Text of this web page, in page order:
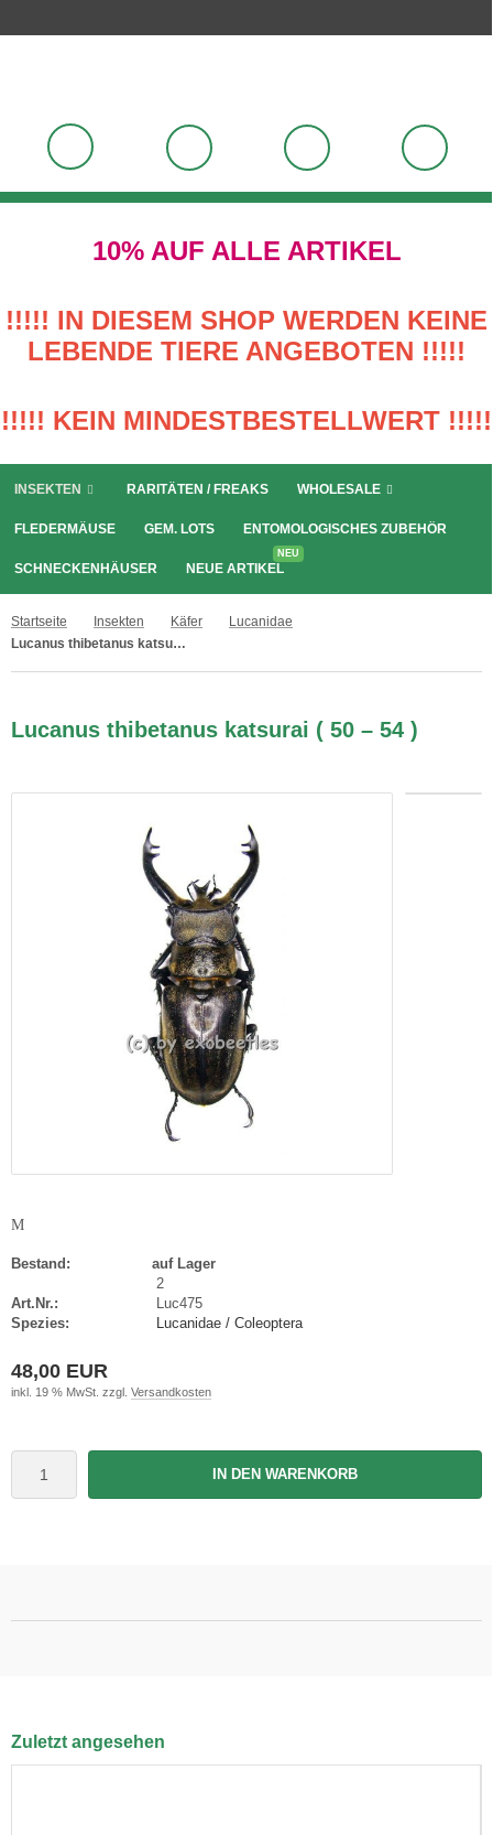
10% AUF ALLE ARTIKEL
!!!!! IN DIESEM SHOP WERDEN KEINE
LEBENDE TIERE ANGEBOTEN !!!!!
!!!!! KEIN MINDESTBESTELLWERT !!!!!
INSEKTEN RARITÄTEN / FREAKS WHOLESALE
FLEDERMÄUSE GEM. LOTS ENTOMOLOGISCHES ZUBEHÖR
SCHNECKENHÄUSER NEUE ARTIKEL
NEU
Startseite Insekten Käfer
Lucanidae
Lucanus thibetanus katsurai ( 50 – 54 )
Lucanus thibetanus katsurai ( 50 – 54 )
M
Bestand:
auf Lager
2
Art.Nr.:
Luc475
Spezies:
Lucanidae / Coleoptera
48,00 EUR
inkl. 19 % MwSt. zzgl. Versandkosten
IN DEN WARENKORB
Zuletzt angesehen